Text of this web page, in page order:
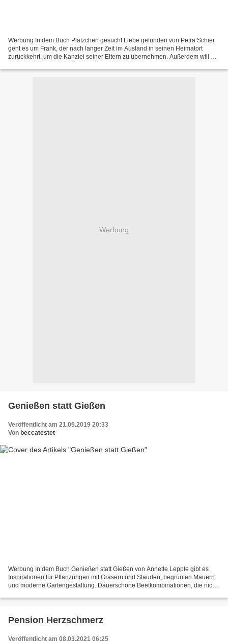
Werbung In dem Buch Plätzchen gesucht Liebe gefunden von Petra Schier
geht es um Frank, der nach langer Zeit im Ausland in seinen Heimatort
zurückkehrt, um die Kanzlei seiner Eltern zu übernehmen. Außerdem will er
Werbung
Genießen statt Gießen
Veröffentlicht am 21.05.2019 20:33
Von beccatestet
Werbung In dem Buch Genießen statt Gießen von Annette Lepple gibt es
Inspirationen für Pflanzungen mit Gräsern und Stauden, begrünten Mauern
und moderne Gartengestaltung. Dauerschöne Beetkombinationen, die nicht
Pension Herzschmerz
Veröffentlicht am 08.03.2021 06:25